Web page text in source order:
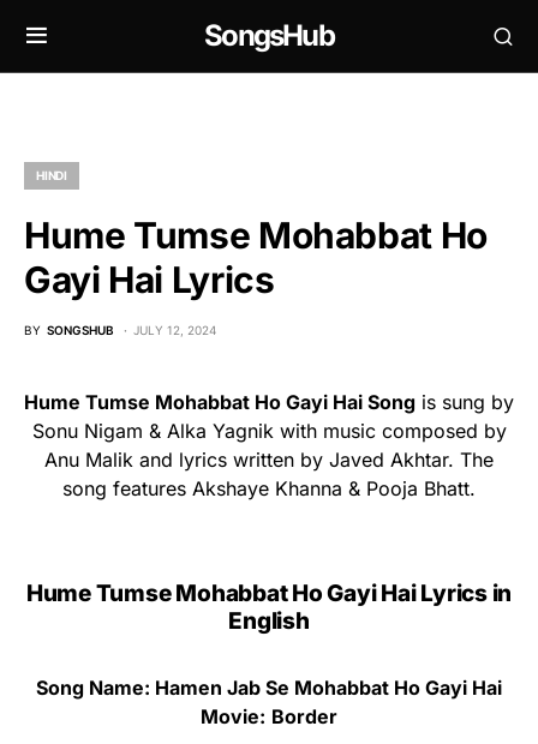
SongsHub
HINDI
Hume Tumse Mohabbat Ho
Gayi Hai Lyrics
BY SONGSHUB JULY 12, 2024
Hume Tumse Mohabbat Ho Gayi Hai Song is sung by
Sonu Nigam & Alka Yagnik with music composed by
Anu Malik and lyrics written by Javed Akhtar. The
song features Akshaye Khanna & Pooja Bhatt.
Hume Tumse Mohabbat Ho Gayi Hai Lyrics in
English
Song Name: Hamen Jab Se Mohabbat Ho Gayi Hai
Movie: Border